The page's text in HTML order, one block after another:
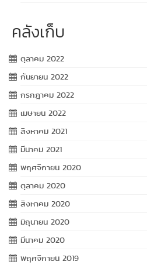
คลังเก็บ
ตุลาคม 2022
กันยายน 2022
กรกฎาคม 2022
เมษายน 2022
สิงหาคม 2021
มีนาคม 2021
พฤศจิกายน 2020
ตุลาคม 2020
สิงหาคม 2020
มิถุนายน 2020
มีนาคม 2020
พฤศจิกายน 2019